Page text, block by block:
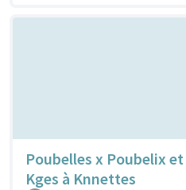
Poubelles x Poubelix et
Kges à Knnettes